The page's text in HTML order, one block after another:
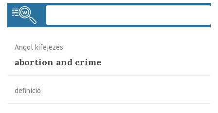
Angol kifejezés
abortion and crime
definíció